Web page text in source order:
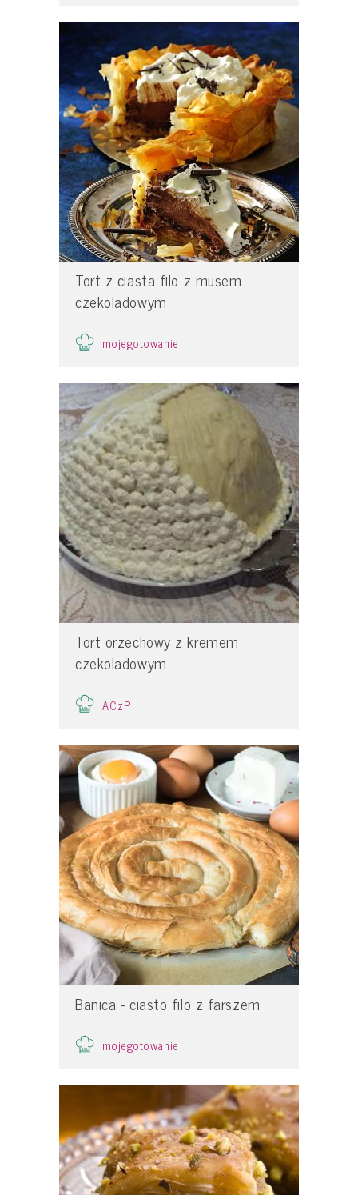
Tort z ciasta filo z musem
czekoladowym
mojegotowanie
Tort orzechowy z kremem
czekoladowym
ACzP
Banica - ciasto filo z farszem
mojegotowanie